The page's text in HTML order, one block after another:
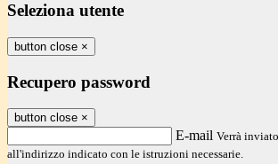
Seleziona utente
button close ×
Recupero password
button close ×
E-mail Verrà
all'indirizzo indicato con le istruzioni necessarie.